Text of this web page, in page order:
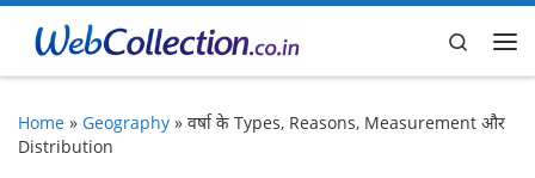
Skip to content
Search
Home » Geography » वर्षा के Types, Reasons, Measurement और
Distribution